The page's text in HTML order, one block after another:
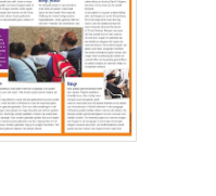
Schrijf je vragen
op een post-it
(één vraag per
blaadje) en plak ze
op de
vragenmuur.